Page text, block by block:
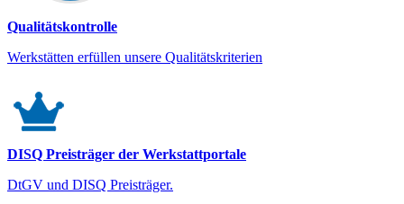
Qualitätskontrolle
Werkstätten erfüllen unsere Qualitätskriterien
DISQ Preisträger der Werkstattportale
DtGV und DISQ Preisträger.